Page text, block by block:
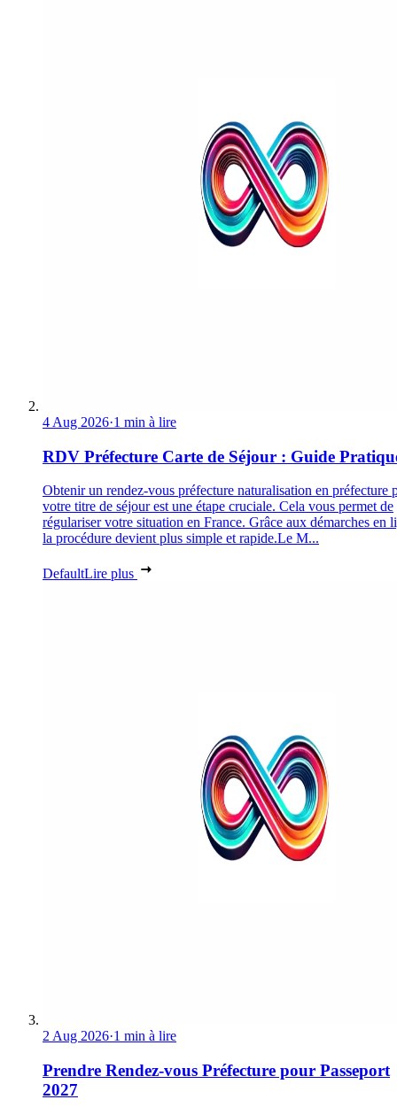
4 Aug 2026·1 min à lire
RDV Préfecture Carte de Séjour : Guide
Obtenir un rendez-vous préfecture naturalisation en préfecture
votre titre de séjour est une étape cruciale. Cela vous permet de
régulariser votre situation en France. Grâce aux démarches en
la procédure devient plus simple et rapide.Le M...
DefaultLire plus
2 Aug 2026·1 min à lire
Prendre Rendez-vous Préfecture pour Passeport
2027